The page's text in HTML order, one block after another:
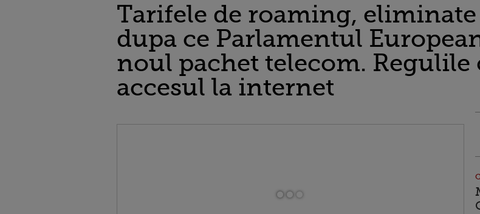
Tarifele de roaming, eliminate
dupa ce Parlamentul
noul pachet telecom.
accesul la internet